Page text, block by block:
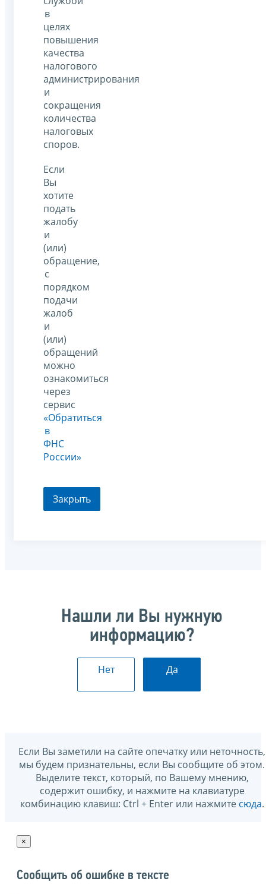
в
целях
повышения
качества
налогового
администрирования
и
сокращения
количества
налоговых
споров.
Если
Вы
хотите
подать
жалобу
и
(или)
обращение,
с
порядком
подачи
жалоб
и
(или)
обращений
можно
ознакомиться
через
сервис
«Обратиться
в
ФНС
России»
Закрыть
Нашли ли Вы нужную
информацию?
Нет Да
Если Вы заметили на сайте опечатку или неточность,
мы будем признательны, если Вы сообщите об этом.
Выделите текст, который, по Вашему мнению,
содержит ошибку, и нажмите на клавиатуре
комбинацию клавиш: Ctrl + Enter или нажмите сюда.
×
Сообщить об ошибке в тексте